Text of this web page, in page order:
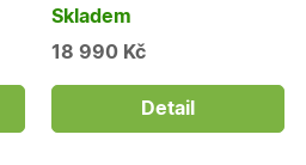
Skladem
18 990 Kč
Detail